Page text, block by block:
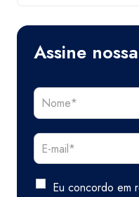
Assine
Eu concordo em